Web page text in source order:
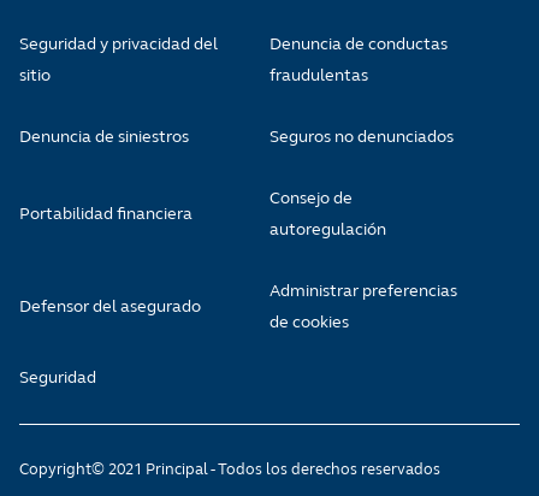
Seguridad y privacidad del
sitio
Denuncia de conductas
fraudulentas
Denuncia de siniestros Seguros no denunciados
Portabilidad financiera
Consejo de
autoregulación
Defensor del asegurado
Administrar preferencias
de cookies
Seguridad
Copyright© 2021 Principal - Todos los derechos reservados